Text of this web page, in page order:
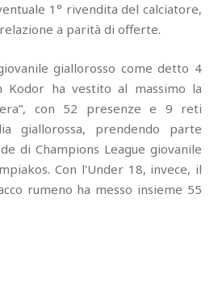
1° rivendita del calciatore,
a parità di offerte.
giallorosso come detto 4
Kodor ha vestito al massimo la
con 52 presenze e 9 reti
giallorossa, prendendo parte
di Champions League giovanile
Con l'Under 18, invece, il
rumeno ha messo insieme 55